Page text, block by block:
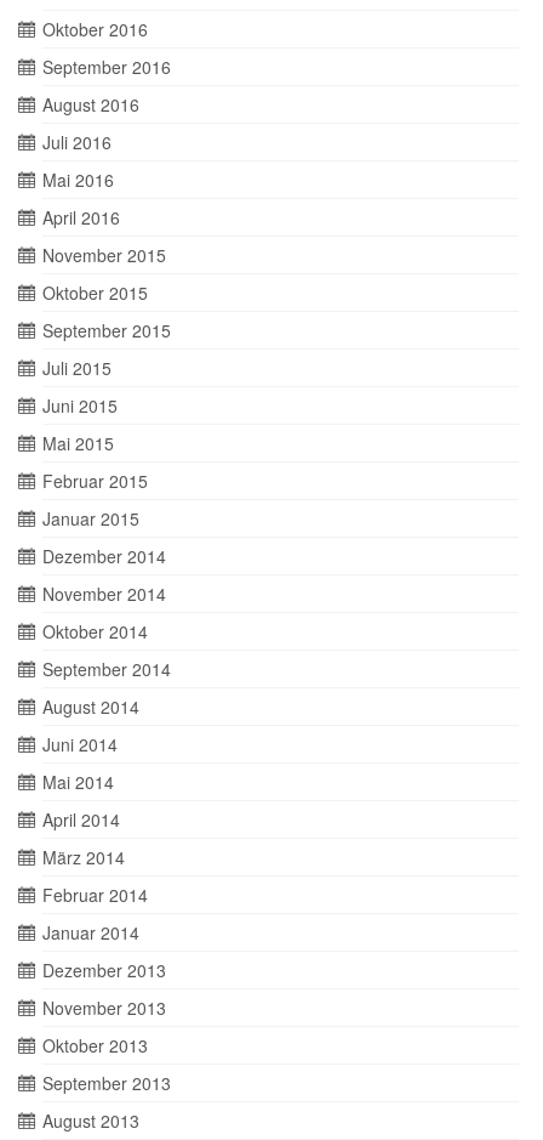
Oktober 2016
September 2016
August 2016
Juli 2016
Mai 2016
April 2016
November 2015
Oktober 2015
September 2015
Juli 2015
Juni 2015
Mai 2015
Februar 2015
Januar 2015
Dezember 2014
November 2014
Oktober 2014
September 2014
August 2014
Juni 2014
Mai 2014
April 2014
März 2014
Februar 2014
Januar 2014
Dezember 2013
November 2013
Oktober 2013
September 2013
August 2013